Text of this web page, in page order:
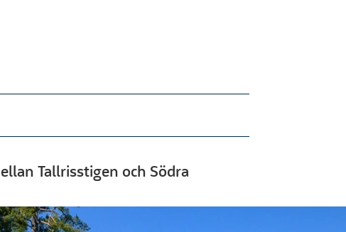
Tallrisstigen och Södra